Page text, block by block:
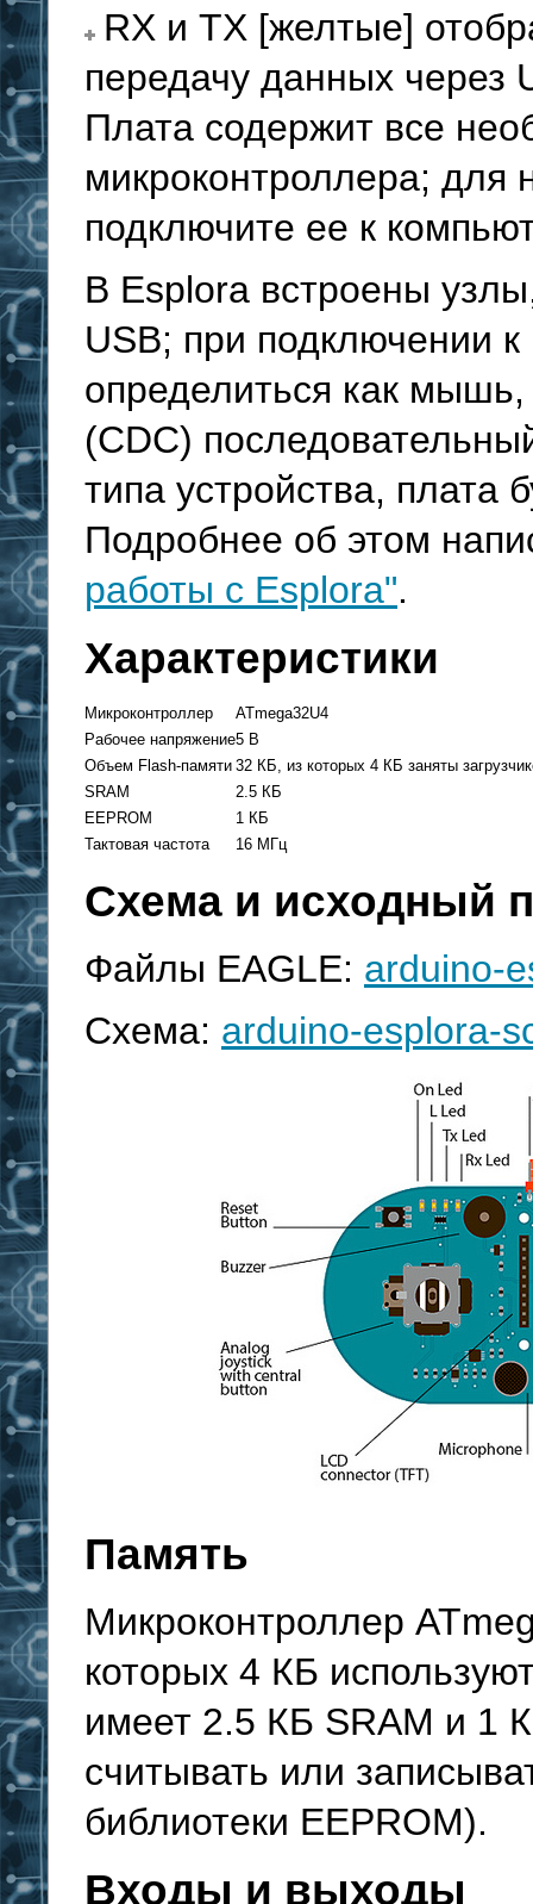
RX и TX [желтые]
передачу данных через
Плата содержит все
микроконтроллера; для
подключите ее к
В Esplora встроены
USB; при подключении
определиться как
(CDC)
типа устройства, плата
Подробнее об этом
работы с Esplora".
Характеристики
Микроконтроллер
ATmega32U4
Рабочее напряжение5 В
Объем Flash-памяти 32 КБ, из которых 4 КБ заняты
SRAM
2.5 КБ
EEPROM
1 КБ
Тактовая частота
16 МГц
Cхема и исходный
Файлы EAGLE: arduino-
Схема: arduino-esplora-
Память
Микроконтроллер
которых 4 КБ
имеет 2.5 КБ SRAM и 1
считывать или
библиотеки EEPROM).
Входы и выходы